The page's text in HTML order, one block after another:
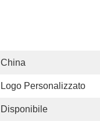
China
Logo Personalizzato
Disponibile